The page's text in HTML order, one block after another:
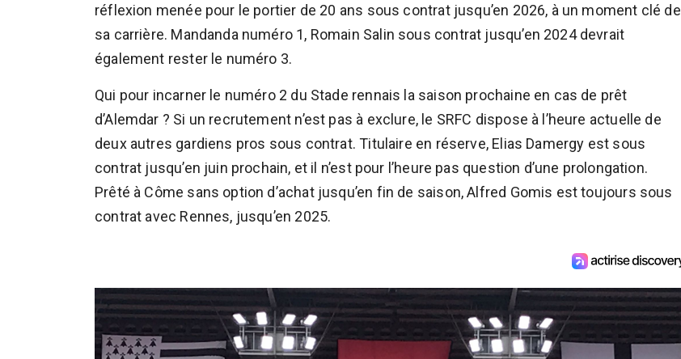
réflexion menée pour le portier de 20 ans sous contrat jusqu’en 2026, à un moment clé de
sa carrière. Mandanda numéro 1, Romain Salin sous contrat jusqu’en 2024 devrait
également rester le numéro 3.
Qui pour incarner le numéro 2 du Stade rennais la saison prochaine en cas de prêt
d’Alemdar ? Si un recrutement n’est pas à exclure, le SRFC dispose à l’heure actuelle de
deux autres gardiens pros sous contrat. Titulaire en réserve, Elias Damergy est sous
contrat jusqu’en juin prochain, et il n’est pour l’heure pas question d’une prolongation.
Prêté à Côme sans option d’achat jusqu’en fin de saison, Alfred Gomis est toujours sous
contrat avec Rennes, jusqu’en 2025.